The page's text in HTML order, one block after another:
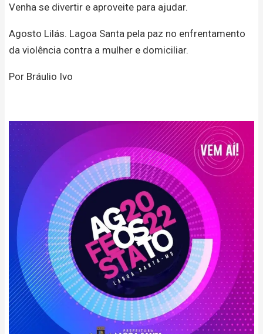
Venha se divertir e aproveite para ajudar.
Agosto Lilás. Lagoa Santa pela paz no enfrentamento
da violência contra a mulher e domiciliar.
Por Bráulio Ivo